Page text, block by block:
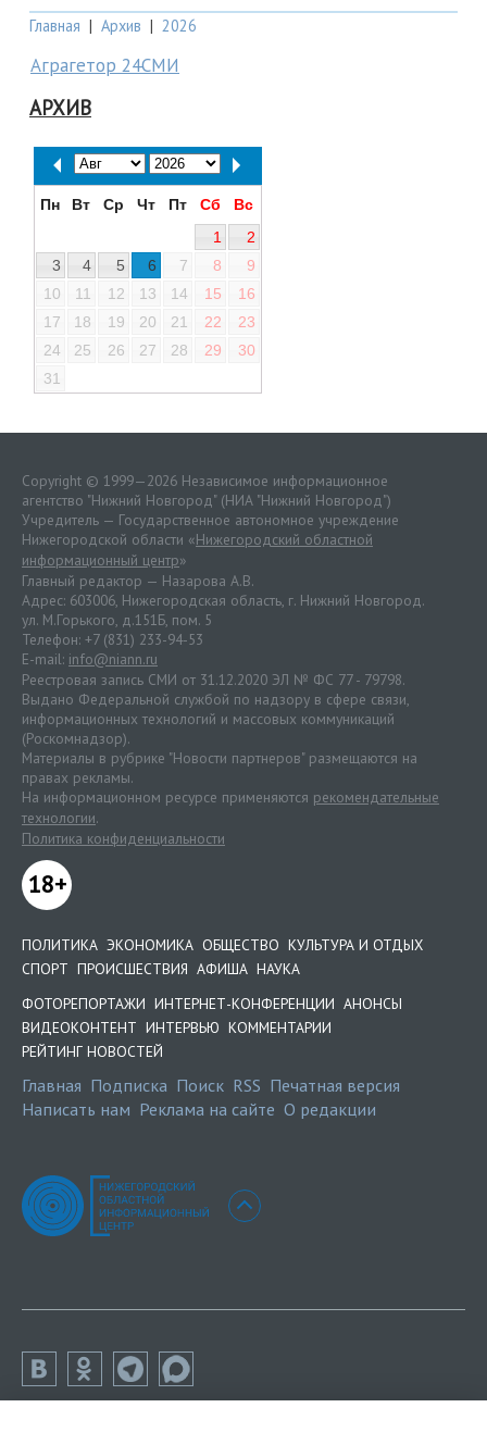
Главная | Архив | 2026
Аграгетор 24СМИ
АРХИВ
Пн Вт Ср Чт Пт Сб
Вс
1
2
3
4 5 6 7 8
9
10
11 12 13 14 15
16
17
18 19 20 21 22
23
24
25 26 27 28 29
30
31
Copyright © 1999—2026 Независимое информационное
агентство "Нижний Новгород" (НИА "Нижний Новгород")
Учредитель — Государственное автономное учреждение
Нижегородской области «Нижегородский областной
информационный центр»
Главный редактор — Назарова А.В.
Адрес: 603006, Нижегородская область, г. Нижний Новгород.
ул. М.Горького, д.151Б, пом. 5
Телефон: +7 (831) 233-94-53
E-mail: info@niann.ru
Реестровая запись СМИ от 31.12.2020 ЭЛ № ФС 77 - 79798.
Выдано Федеральной службой по надзору в сфере связи,
информационных технологий и массовых коммуникаций
(Роскомнадзор).
Материалы в рубрике "Новости партнеров" размещаются на
правах рекламы.
На информационном ресурсе применяются рекомендательные
технологии.
Политика конфиденциальности
18+
ПОЛИТИКА ЭКОНОМИКА ОБЩЕСТВО КУЛЬТУРА И ОТДЫХ
СПОРТ ПРОИСШЕСТВИЯ АФИША НАУКА
ФОТОРЕПОРТАЖИ ИНТЕРНЕТ-КОНФЕРЕНЦИИ АНОНСЫ
ВИДЕОКОНТЕНТ ИНТЕРВЬЮ КОММЕНТАРИИ
РЕЙТИНГ НОВОСТЕЙ
Главная Подписка Поиск RSS Печатная версия
Написать нам Реклама на сайте О редакции